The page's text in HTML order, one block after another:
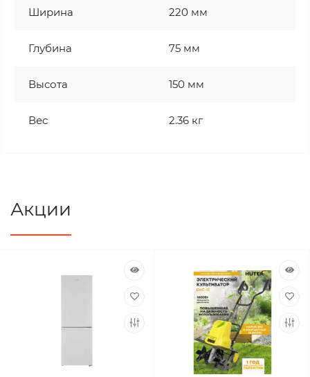
Ширина 220 мм
Глубина 75 мм
Высота 150 мм
Вес 2.36 кг
Акции